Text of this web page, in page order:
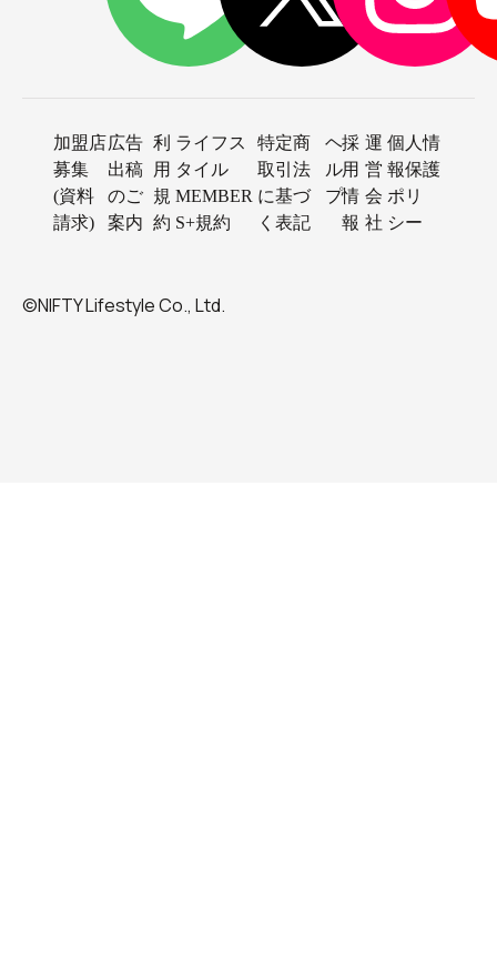
加盟店
募集
(資料
請求)
広告
出稿
のご
案内
利
用
規
約
ライフス
タイル
MEMBER
S+規約
特定商
取引法
に基づ
く表記
ヘ
ル
プ
採
用
情
報
運
営
会
社
個人情
報保護
ポリ
シー
©NIFTY Lifestyle Co., Ltd.